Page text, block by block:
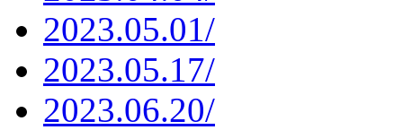
2023.05.01/
2023.05.17/
2023.06.20/